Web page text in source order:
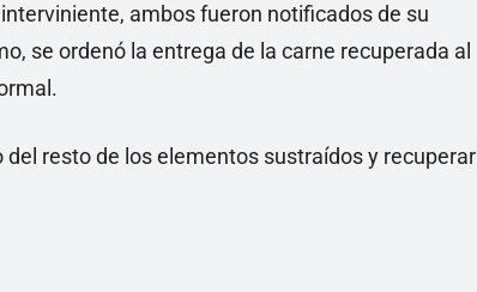
ambos fueron notificados de su
se ordenó la entrega de la carne recuperada al
resto de los elementos sustraídos y recuperar